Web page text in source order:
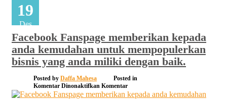
19
Des
Facebook Fanspage memberikan kepada
anda kemudahan untuk mempopulerkan
bisnis yang anda miliki dengan baik.
Posted by Daffa Mahesa
Posted in
Komentar Dinonaktifkan pada
Facebook
Komentar